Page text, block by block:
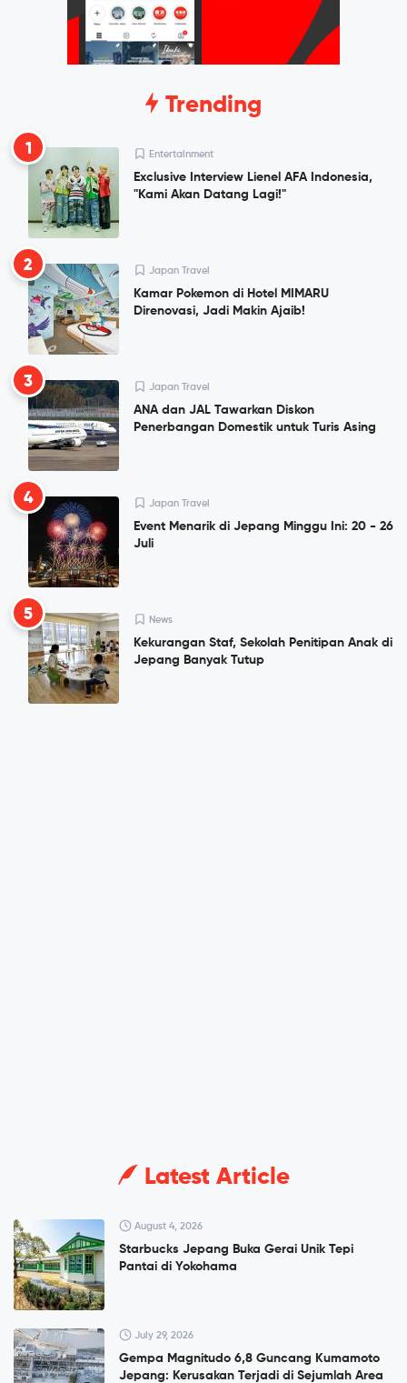
Trending
1 Entertainment
Exclusive Interview Lienel AFA Indonesia,
"Kami Akan Datang Lagi!"
2 Japan Travel
Kamar Pokemon di Hotel MIMARU
Direnovasi, Jadi Makin Ajaib!
3 Japan Travel
ANA dan JAL Tawarkan Diskon
Penerbangan Domestik untuk Turis Asing
4 Japan Travel
Event Menarik di Jepang Minggu Ini: 20 - 26
Juli
5 News
Kekurangan Staf, Sekolah Penitipan Anak di
Jepang Banyak Tutup
Latest Article
August 4, 2026
Starbucks Jepang Buka Gerai Unik Tepi
Pantai di Yokohama
July 29, 2026
Gempa Magnitudo 6,8 Guncang Kumamoto
Jepang: Kerusakan Terjadi di Sejumlah Area